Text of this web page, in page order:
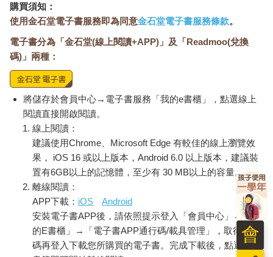
生的投入度印象深刻。「他們非常認真看待此事。」她說。學生
的問題顯示他們關心如何停止這種行為。到了最後一個步驟，亞
歷珊卓請學生回到座位，寫下他們自己對於說閒話的定義，然後
她將每一個定義大聲讀出來。亞歷珊卓為這段關於說閒話及其影
響的對話作了結論。「我感覺到，學生真的很感激我花時間幫他
們更深入了解他們的問題，並幫他們建立解決這些問題的能
力。」她回想道。
羅徹斯特高中的特教老師雷妮．卡瓦拉和依瑞卡．盧斯基教導的
學生有嚴重的語言和學習障礙。他們覺得指定教材所提供的編序
腳本化（scripted）字詞彙教學法無法吸引學生投入學習，所以決
定嘗試以「創造意義」例程作為替代方法。在第一次花了30分鐘
針對「instinctively」（直覺的）這個字進行體驗之後，雷妮和伊
瑞卡都覺得這項例程比編序腳本化教學法激發了更多討論和互
動。伊瑞卡反映：「我們很高興看到學生自己提出某些字詞彙，
他們在非結構式的口語表達或寫作中不常用到這些字詞彙，我們
很訝異學生有這麼活潑的辯論，裡面顯示出許多推理思考。」雷
妮和伊瑞卡都覺得，針對他們的學生在學習字詞彙方面，「創造
意義」比編序腳本化教材教學法更有意義，但它真的是比較好的
方式嗎？他們決定進行一個為期兩週的教學實驗，以便比較兩種
購買須知：
使用金石堂電子書服務即為同意金石堂電子書服務條款。
電子書分為「金石堂(線上閱讀+APP)」及「Readmoo(兌換
碼)」兩種：
將儲存於會員中心→電子書服務「我的e書櫃」，點選線上
閱讀直接開啟閱讀。
線上閱讀：
建議使用Chrome、Microsoft Edge 有較佳的線上瀏覽效
果， iOS 16 或以上版本，Android 6.0 以上版本，建議裝
置有6GB以上的記憶體，至少有 30 MB以上的容量。
離線閱讀：
APP下載： iOS
Android
安裝電子書APP後，請依照提示登入「會員中心」→「我
的E書櫃」→「電子書APP通行碼/載具管理」，取得通行
碼再登入下載您所購買的電子書。完成下載後，點選任一
會